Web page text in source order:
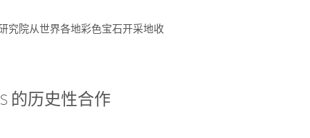
究院从世界各地彩色宝石开采地收
的历史性合作